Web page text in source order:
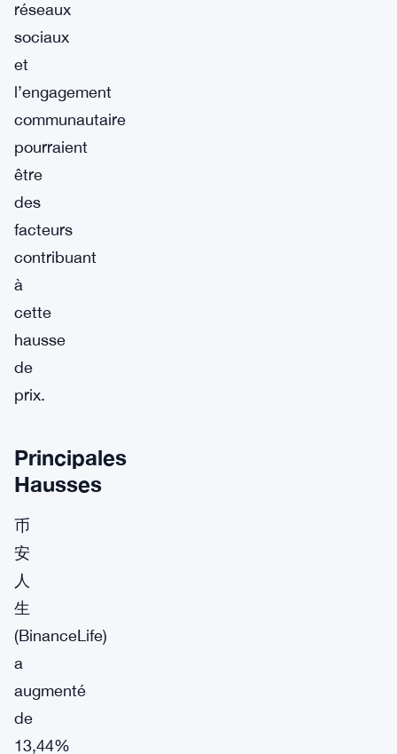
réseaux
sociaux
et
l’engagement
communautaire
pourraient
être
des
facteurs
contribuant
à
cette
hausse
de
prix.
Principales
Hausses
币
安
人
生
(BinanceLife)
a
augmenté
de
13,44%